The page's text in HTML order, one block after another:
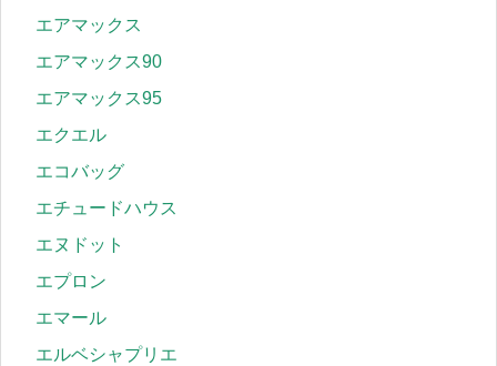
エアマックス
エアマックス90
エアマックス95
エクエル
エコバッグ
エチュードハウス
エヌドット
エプロン
エマール
エルベシャプリエ